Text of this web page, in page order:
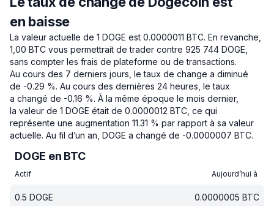
en baisse
La valeur actuelle de 1 DOGE est 0.0000011 BTC. En revanche,
1,00 BTC vous permettrait de trader contre 925 744 DOGE,
sans compter les frais de plateforme ou de transactions.
Au cours des 7 derniers jours, le taux de change a diminué
de -0.29 %. Au cours des dernières 24 heures, le taux
a changé de -0.16 %. À la même époque le mois dernier,
la valeur de 1 DOGE était de 0.0000012 BTC, ce qui
représente une augmentation 11.31 % par rapport à sa valeur
actuelle. Au fil d’un an, DOGE a changé de -0.0000007 BTC.
DOGE en BTC
Actif Aujourd’hui à
0.5 DOGE 0.0000005 BTC